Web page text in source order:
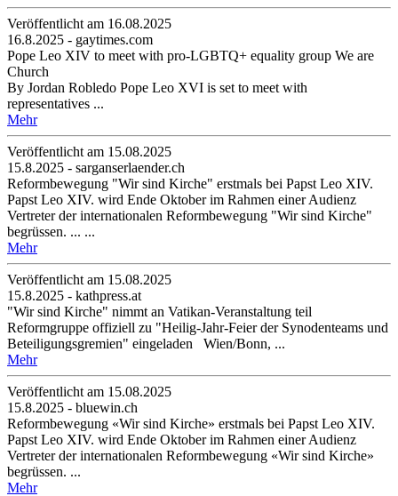
Veröffentlicht am 16­.08.2025
16.8.2025 - gaytimes.com
Pope Leo XIV to meet with pro-LGBTQ+ equality group We are
Church
By Jordan Robledo Pope Leo XVI is set to meet with
representatives ...
Mehr
Veröffentlicht am 15­.08.2025
15.8.2025 - sarganserlaender.ch
Reformbewegung "Wir sind Kirche" erstmals bei Papst Leo XIV.
Papst Leo XIV. wird Ende Oktober im Rahmen einer Audienz
Vertreter der internationalen Reformbewegung "Wir sind Kirche"
begrüssen. ... ...
Mehr
Veröffentlicht am 15­.08.2025
15.8.2025 - kathpress.at
"Wir sind Kirche" nimmt an Vatikan-Veranstaltung teil
Reformgruppe offiziell zu "Heilig-Jahr-Feier der Synodenteams und
Beteiligungsgremien" eingeladen Wien/Bonn, ...
Mehr
Veröffentlicht am 15­.08.2025
15.8.2025 - bluewin.ch
Reformbewegung «Wir sind Kirche» erstmals bei Papst Leo XIV.
Papst Leo XIV. wird Ende Oktober im Rahmen einer Audienz
Vertreter der internationalen Reformbewegung «Wir sind Kirche»
begrüssen. ...
Mehr